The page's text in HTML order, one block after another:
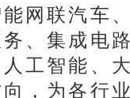
网联汽车
、集成电
工智能、
，为各行